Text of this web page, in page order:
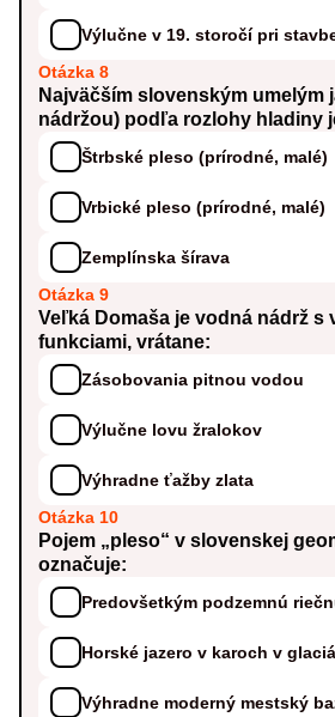
Výlučne v 19. storočí pri
Otázka 8
Najväčším slovenským umelým
nádržou) podľa rozlohy hladiny
Štrbské pleso (prírodné, malé)
Vrbické pleso (prírodné, malé)
Zemplínska šírava
Otázka 9
Veľká Domaša je vodná nádrž s
funkciami, vrátane:
Zásobovania pitnou vodou
Výlučne lovu žralokov
Výhradne ťažby zlata
Otázka 10
Pojem „pleso“ v slovenskej
označuje:
Predovšetkým podzemnú
Horské jazero v karoch v
Výhradne moderný mestský